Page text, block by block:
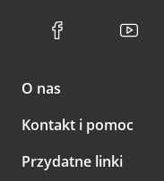
O nas
Kontakt i pomoc
Przydatne linki